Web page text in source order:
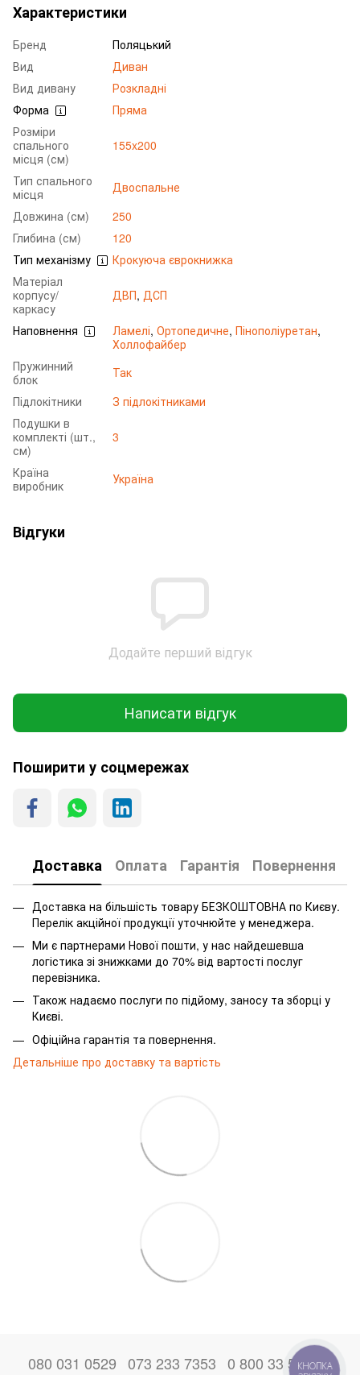
Характеристики
Бренд
Поляцький
Вид
Диван
Вид дивану
Розкладні
Форма
Пряма
Розміри
спального
місця (см)
155x200
Тип спального
місця
Двоспальне
Довжина (см)
250
Глибина (см)
120
Тип механізму
Крокуюча єврокнижка
Матеріал
корпусу/
каркасу
ДВП, ДСП
Наповнення Ламелі, Ортопедичне, Пінополіуретан,
Холлофайбер
Пружинний
блок
Так
Підлокітники
З підлокітниками
Подушки в
комплекті (шт.,
см)
3
Країна
виробник
Україна
Відгуки
Додайте перший відгук
Написати відгук
Поширити у соцмережах
Доставка Оплата Гарантія Повернення
Доставка на більшість товару БЕЗКОШТОВНА по Києву.
Перелік акційної продукції уточнюйте у менеджера.
Ми є партнерами Нової пошти, у нас найдешевша
логістика зі знижками до 70% від вартості послуг
перевізника.
Також надаємо послуги по підйому, заносу та зборці у
Києві.
Офіційна гарантія та повернення.
Детальніше про доставку та вартість
080 031 0529 073 233 7353 0 800 33 52 06